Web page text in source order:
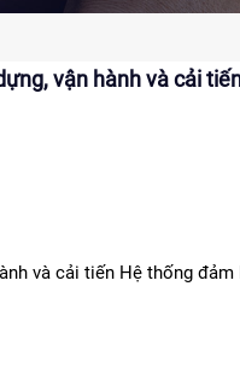
vận hành và cải
và cải tiến Hệ thống